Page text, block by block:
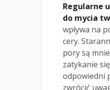
Regularne
do mycia
wpływa na
cery.
pory są
zatykanie
odpowiedni
zwrócić